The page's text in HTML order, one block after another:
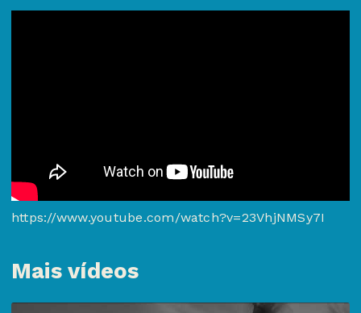
Mais vídeos
https://www.youtube.com/watch?v=23VhjNMSy7I